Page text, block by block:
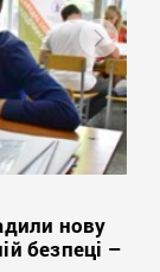
нову
безпеці –